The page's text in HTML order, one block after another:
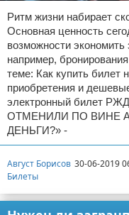
Ритм жизни набирает
Основная ценность
возможности экономить
например,
теме: Как купить билет
приобретения и
электронный билет
ОТМЕНИЛИ ПО ВИНЕ
ДЕНЬГИ?» -
Август Борисов 30-06-2019
Билеты